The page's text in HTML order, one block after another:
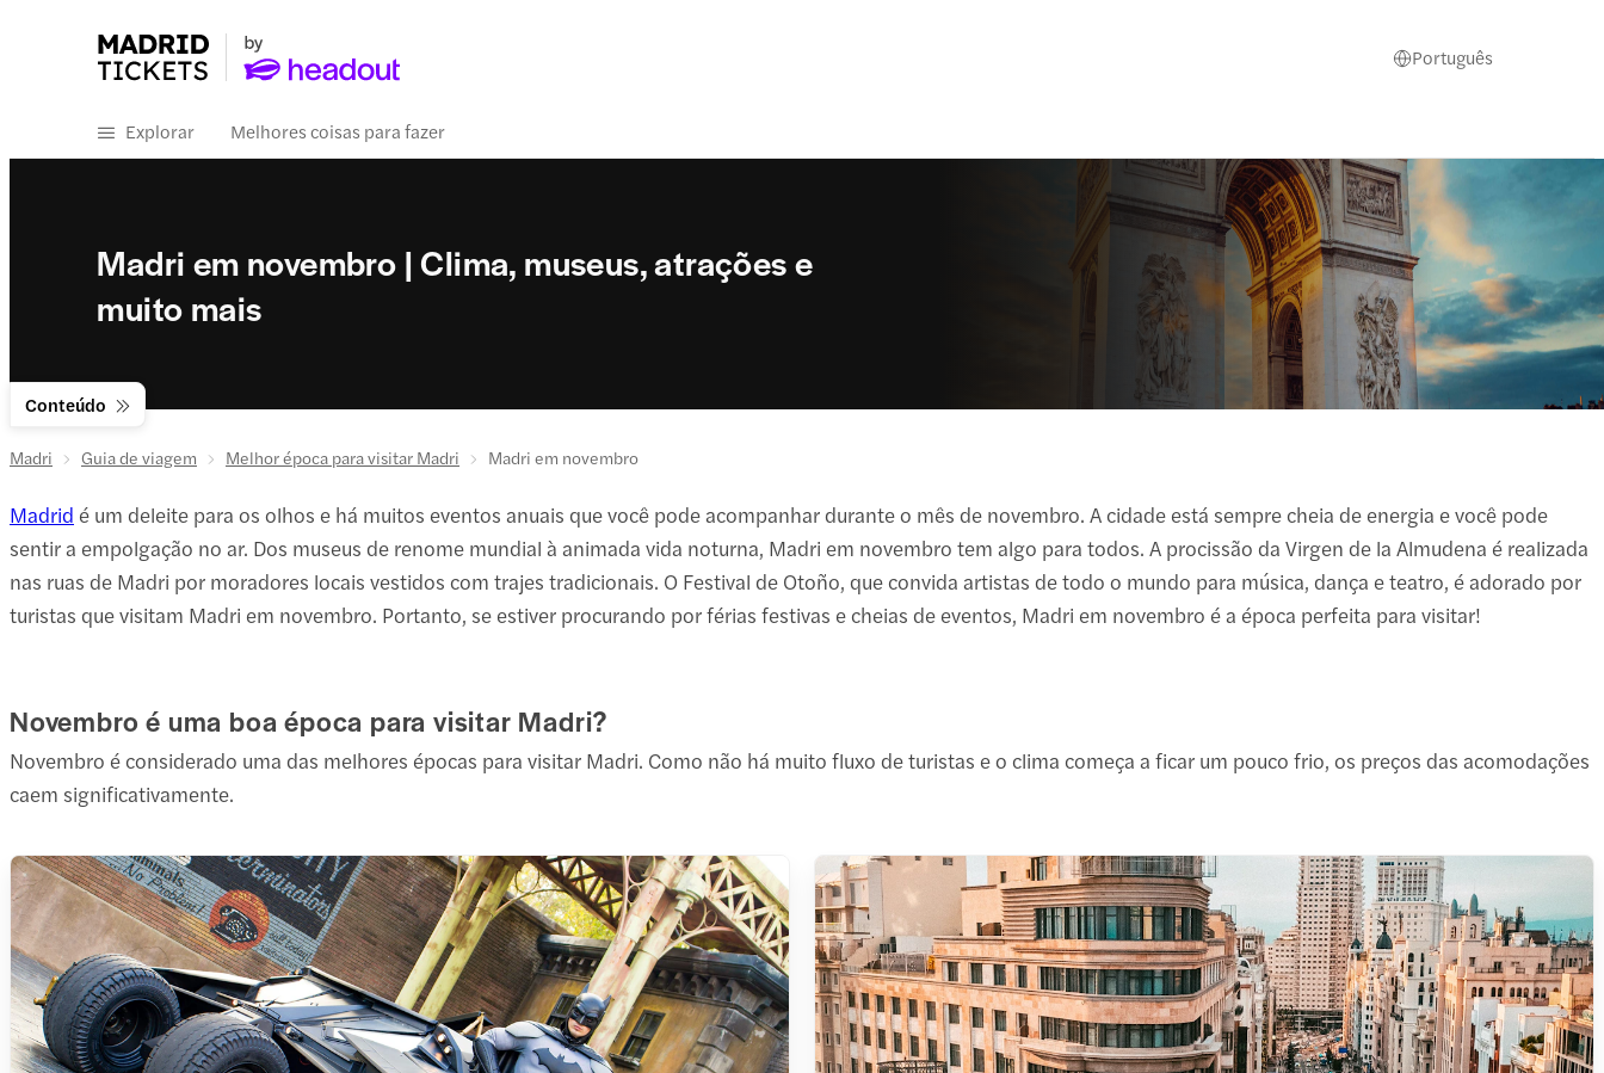
Português
Explorar Melhores coisas para fazer
Conteúdo
Madri em novembro | Clima, museus, atrações e
muito mais
Madri Guia de viagem Melhor época para visitar Madri Madri em novembro
Madrid é um deleite para os olhos e há muitos eventos anuais que você pode acompanhar durante o mês de novembro. A cidade está sempre cheia de energia e você pode
sentir a empolgação no ar. Dos museus de renome mundial à animada vida noturna, Madri em novembro tem algo para todos. A procissão da Virgen de la Almudena é realizada
nas ruas de Madri por moradores locais vestidos com trajes tradicionais. O Festival de Otoño, que convida artistas de todo o mundo para música, dança e teatro, é adorado por
turistas que visitam Madri em novembro. Portanto, se estiver procurando por férias festivas e cheias de eventos, Madri em novembro é a época perfeita para visitar!
Novembro é uma boa época para visitar Madri?
Novembro é considerado uma das melhores épocas para visitar Madri. Como não há muito fluxo de turistas e o clima começa a ficar um pouco frio, os preços das acomodações
caem significativamente.